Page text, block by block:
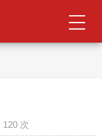
120 次